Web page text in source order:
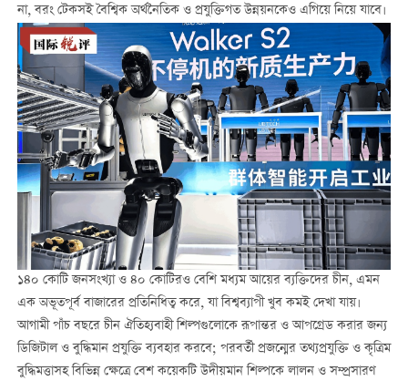
না, বরং টেকসই বৈশ্বিক অর্থনৈতিক ও প্রযুক্তিগত উন্নয়নকেও এগিয়ে নিয়ে যাবে।
১৪০ কোটি জনসংখ্যা ও ৪০ কোটিরও বেশি মধ্যম আয়ের ব্যক্তিদের চীন, এমন
এক অভূতপূর্ব বাজারের প্রতিনিধিত্ব করে, যা বিশ্বব্যাপী খুব কমই দেখা যায়।
আগামী পাঁচ বছরে চীন ঐতিহ্যবাহী শিল্পগুলোকে রূপান্তর ও আপগ্রেড করার জন্য
ডিজিটাল ও বুদ্ধিমান প্রযুক্তি ব্যবহার করবে; পরবর্তী প্রজন্মের তথ্যপ্রযুক্তি ও কৃত্রিম
বুদ্ধিমত্তাসহ বিভিন্ন ক্ষেত্রে বেশ কয়েকটি উদীয়মান শিল্পকে লালন ও সম্প্রসারণ